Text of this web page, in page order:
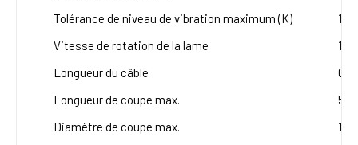
Tolérance de niveau de vibration maximum (K)
1.5
Vitesse de rotation de la lame
Longueur du câble
Longueur de coupe max.
Diamètre de coupe max.
16